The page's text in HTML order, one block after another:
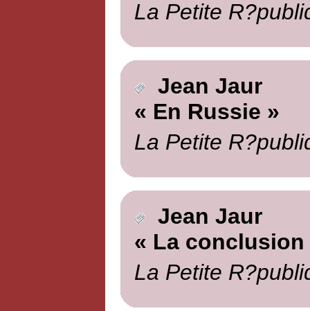
La Petite
Jean Jaur
« En Russie »
La Petite
Jean Jaur
« La conclusion
La Petite